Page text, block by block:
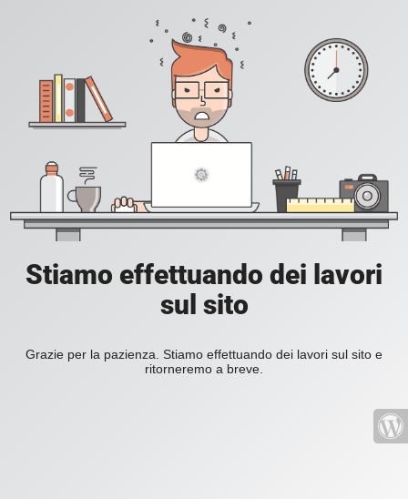
Stiamo effettuando dei lavori
sul sito
Grazie per la pazienza. Stiamo effettuando dei lavori sul sito e
ritorneremo a breve.